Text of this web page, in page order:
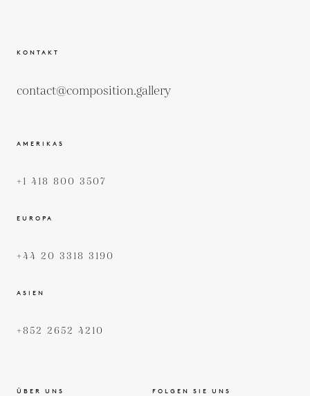
KONTAKT
contact@composition.gallery
AMERIKAS
+1 418 800 3507
EUROPA
+44 20 3318 3190
ASIEN
+852 2652 4210
ÜBER UNS FOLGEN SIE UNS